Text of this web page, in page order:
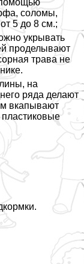
соломы,
5 до 8 см.;
укрывать
проделывают
трава не
на
ряда делают
вкапывают